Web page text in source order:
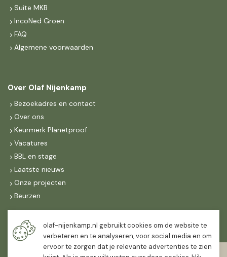
Suite MKB
IncoNed Groen
FAQ
Algemene voorwaarden
Over Olaf Nijenkamp
Bezoekadres en contact
Over ons
Keurmerk Planetproof
Vacatures
BBL en stage
Laatste nieuws
Onze projecten
Beurzen
Maandag t/m vrijdag
07:30-
16:30
olaf-nijenkamp.nl gebruikt cookies om de website te
verbeteren en te analyseren, voor social media en om
ervoor te zorgen dat je relevante advertenties te zien